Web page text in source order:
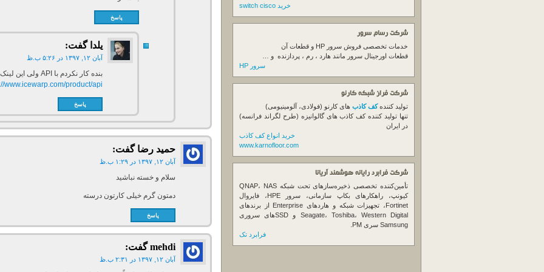
خرید switch cisco
شرکت رسام سرور
خدمات تخصصی فروش سرور
قطعات اورجینال سرور مانند هارد ، رم ، پردازنده و …
سرور HP
شرکت فراز شبکه کارنو
تولید کنندهکف کاذب های کارنو (فولادی، آلومینیومی)
تنها تولید کننده کف کاذب های گالوانیزه (طرح لگراند فرانسه)
در ایران
خرید انواع کف کاذب
www.karnofloor.com
شرکت فرابرد رایانه هوشمند آریانا
تأمین‌کننده تخصصی ذخیره‌سازهای تحت شبکه QNAP، NAS
کیونپ، راهکارهای بکاپ سازمانی، سرور HPE، فایروال
Fortinet، تجهیزات شبکه و هاردهای Enterprise از برندهای
Seagate، Toshiba، Western Digital و SSDهای سروری
Samsung سری PM.
فرابرد تک
پاسخ
یلدا گفت:
آبان ۱۲, ۱۳۹۷ در ۵:۲۶ ب.ظ
بنده کار نکردم با API ولی این لینک رو ببینید:
www.icewarp.com/product/api
پاسخ
حمید رضا گفت:
آبان ۱۲, ۱۳۹۷ در ۱:۲۹ ب.ظ
سلام و خسته نباشید
دمتون گرم خیلی کارتون درسته
پاسخ
mehdi گفت:
آبان ۱۲, ۱۳۹۷ در ۲:۳۱ ب.ظ